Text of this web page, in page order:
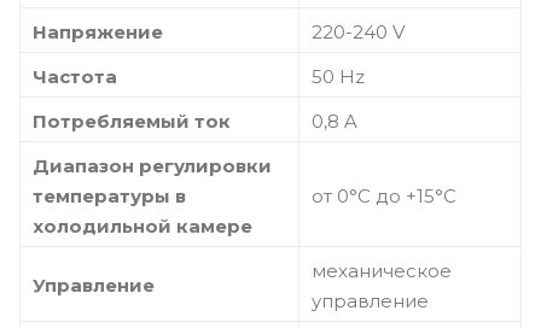
Напряжение
220-240 V
Частота
50 Hz
Потребляемый ток
0,8 A
Диапазон регулировки
температуры в
холодильной камере
от 0°C до +15°C
Управление
механическое
управление